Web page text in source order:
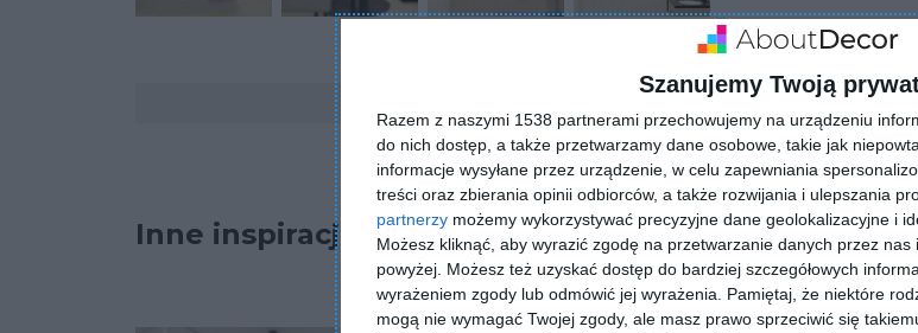
Szanujemy Twoją
Razem z naszymi 1538 partnerami przechowujemy na urządzeniu
do nich dostęp, a także przetwarzamy dane osobowe, takie jak
informacje wysyłane przez urządzenie, w celu zapewniania
treści oraz zbierania opinii odbiorców, a także rozwijania i ulepszania
partnerzy możemy wykorzystywać precyzyjne dane geolokalizacyjne i
Możesz kliknąć, aby wyrazić zgodę na przetwarzanie danych przez
powyżej. Możesz też uzyskać dostęp do bardziej szczegółowych
wyrażeniem zgody lub odmówić jej wyrażenia.
Pamiętaj, że niektóre
mogą nie wymagać Twojej zgody, ale masz prawo sprzeciwić się
ZADAJ PYTANIE
Inne inspiracje